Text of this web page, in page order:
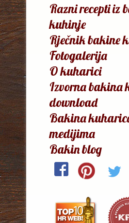
Razni recepti iz
kuhinje
Rječnik bakine
Fotogalerija
O kuharici
Izvorna bakina
download
Bakina
medijima
Bakin blog